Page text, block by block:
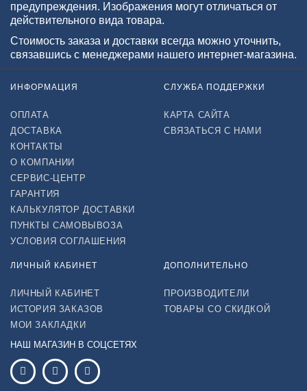
предупреждения. Изображения могут отличаться от
действительного вида товара.
Стоимость заказа и доставки всегда можно уточнить,
связавшись с менеджерами нашего интернет-магазина.
ИНФОРМАЦИЯ
ОПЛАТА
ДОСТАВКА
КОНТАКТЫ
О КОМПАНИИ
СЕРВИС-ЦЕНТР
ГАРАНТИЯ
КАЛЬКУЛЯТОР ДОСТАВКИ
ПУНКТЫ САМОВЫВОЗА
УСЛОВИЯ СОГЛАШЕНИЯ
СЛУЖБА ПОДДЕРЖКИ
КАРТА САЙТА
СВЯЗАТЬСЯ С НАМИ
ЛИЧНЫЙ КАБИНЕТ
ЛИЧНЫЙ КАБИНЕТ
ИСТОРИЯ ЗАКАЗОВ
МОИ ЗАКЛАДКИ
ДОПОЛНИТЕЛЬНО
ПРОИЗВОДИТЕЛИ
ТОВАРЫ СО СКИДКОЙ
НАШ МАГАЗИН В СОЦСЕТЯХ